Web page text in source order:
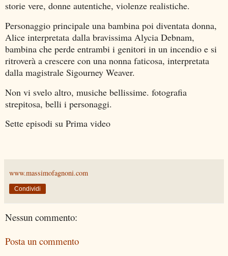
storie vere, donne autentiche, violenze realistiche.
Personaggio principale una bambina poi diventata donna,
Alice interpretata dalla bravissima Alycia Debnam,
bambina che perde entrambi i genitori in un incendio e si
ritroverà a crescere con una nonna faticosa, interpretata
dalla magistrale Sigourney Weaver.
Non vi svelo altro, musiche bellissime. fotografia
strepitosa, belli i personaggi.
Sette episodi su Prima video
www.massimofagnoni.com
Condividi
Nessun commento:
Posta un commento